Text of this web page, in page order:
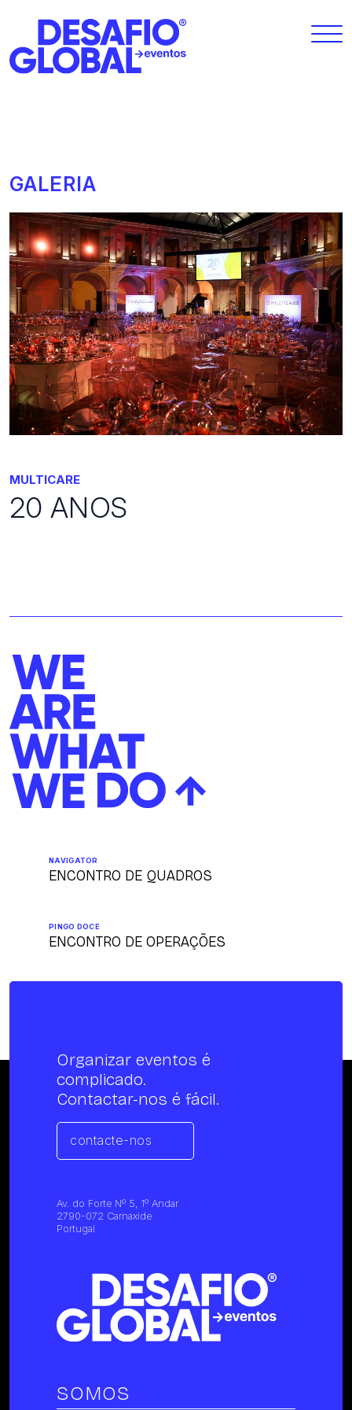
GALERIA
MULTICARE
20 ANOS
NAVIGATOR
ENCONTRO DE QUADROS
PINGO DOCE
ENCONTRO DE OPERAÇÕES
Organizar eventos é
complicado.
Contactar-nos é fácil.
contacte-nos
Av. do Forte Nº 5, 1º Andar
2790-072 Carnaxide
Portugal
SOMOS